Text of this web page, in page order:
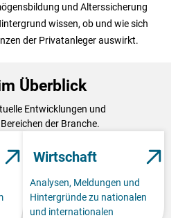
und Alterssicherung
wissen, ob und wie sich
der Privatanleger auswirkt.
Überblick
Entwicklungen und
der Branche.
Wirtschaft
Analysen, Meldungen und
Hintergründe zu nationalen
und internationalen